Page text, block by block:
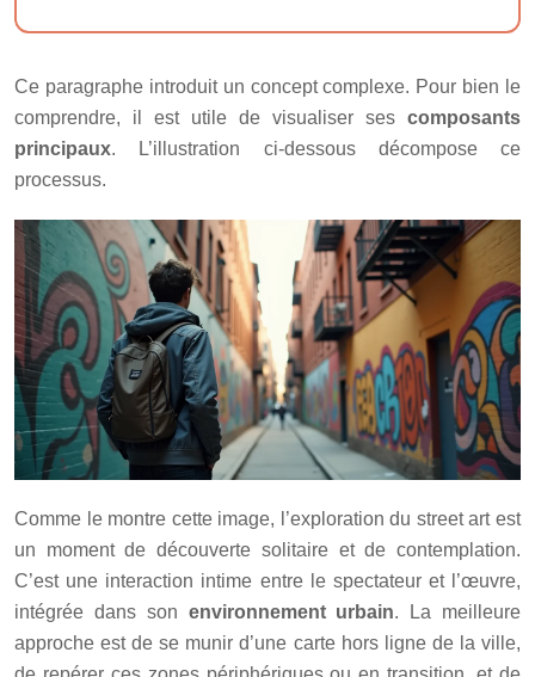
Ce paragraphe introduit un concept complexe. Pour bien le
comprendre, il est utile de visualiser ses composants
principaux. L’illustration ci-dessous décompose ce
processus.
Comme le montre cette image, l’exploration du street art est
un moment de découverte solitaire et de contemplation.
C’est une interaction intime entre le spectateur et l’œuvre,
intégrée dans son environnement urbain. La meilleure
approche est de se munir d’une carte hors ligne de la ville,